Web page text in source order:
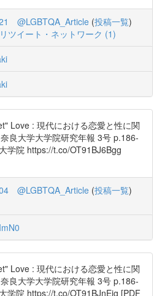
@LGBTQA_Article (投稿一覧)
リツイート・ネットワーク (1)
Love : 現代における恋愛と性に関
良大学大学院研究年報 3号 p.186-
学院 https://t.co/OT91BJ6Bgg
@LGBTQA_Article (投稿一覧)
Love : 現代における恋愛と性に関
良大学大学院研究年報 3号 p.186-
学院 https://t.co/OT91BJnEig [PDF